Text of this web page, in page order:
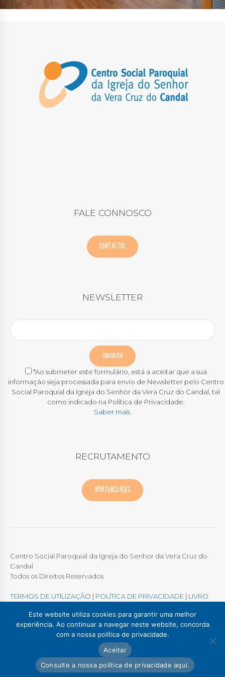
FALE CONNOSCO
CONTACTOS
NEWSLETTER
*Ao submeter este formulário, está a aceitar que a sua
informação seja processada para envio de Newsletter pelo Centro
Social Paroquial da Igreja do Senhor da Vera Cruz do Candal, tal
como indicado na Política de Privacidade.
Saber mais.
RECRUTAMENTO
OPORTUNIDADES
Centro Social Paroquial da Igreja do Senhor da Vera Cruz do
Candal
Todos os Direitos Reservados
TERMOS DE UTILIZAÇÃO | POLÍTICA DE PRIVACIDADE | LIVRO
Colégio / Creche Candal
Creche Madalena
Creche Afurada
Lar Padre Alves Correia
Este website utiliza cookies para garantir uma melhor
experiência. Ao continuar a navegar neste website, concorda
com a nossa política de privacidade.
Aceitar
Consulte a nossa política de privacidade aqui.